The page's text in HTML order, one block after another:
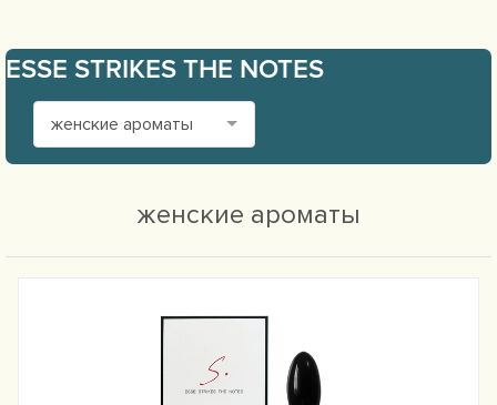
ESSE STRIKES THE NOTES
женские ароматы
женские ароматы